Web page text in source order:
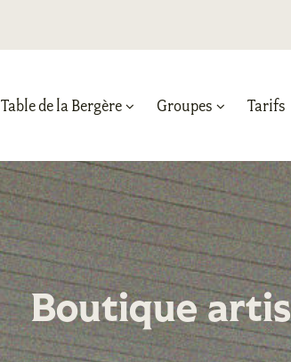
Table de la Bergère Groupes Tarifs
Boutique